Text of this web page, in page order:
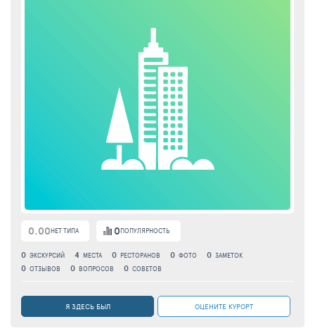
0.00НЕТ ТИПА 0ПОПУЛЯРНОСТЬ
0 ЭКСКУРСИЙ 4 МЕСТА 0 РЕСТОРАНОВ 0 ФОТО 0 ЗАМЕТОК
0 ОТЗЫВОВ 0 ВОПРОСОВ 0 СОВЕТОВ
Я ЗДЕСЬ БЫЛ ОЦЕНИТЕ КУРОРТ